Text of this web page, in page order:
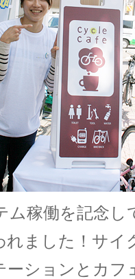
ム稼働を記念し
れました！サ
ーションとカ